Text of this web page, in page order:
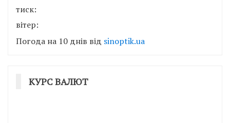
тиск:
вітер:
Погода на 10 днів від sinoptik.ua
КУРС ВАЛЮТ